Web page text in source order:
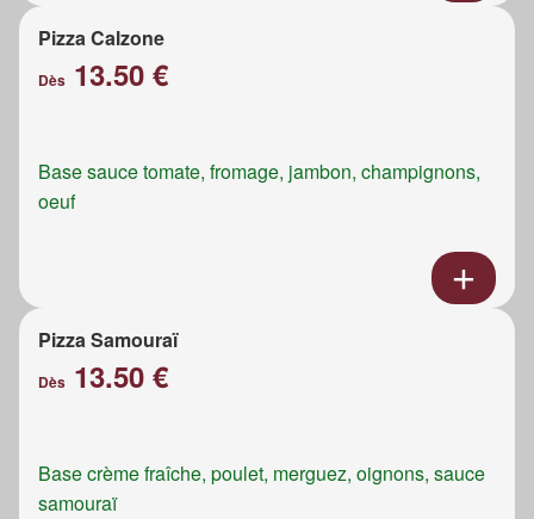
Pizza Calzone
Dès 13.50 €
Base sauce tomate, fromage, jambon, champignons,
oeuf
Pizza Samouraï
Dès 13.50 €
Base crème fraîche, poulet, merguez, oignons, sauce
samouraï